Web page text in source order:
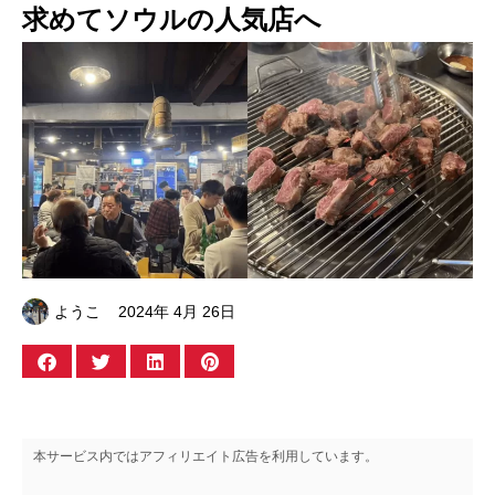
求めてソウルの人気店へ
ようこ 2024年 4月 26日
本サービス内ではアフィリエイト広告を利用しています。